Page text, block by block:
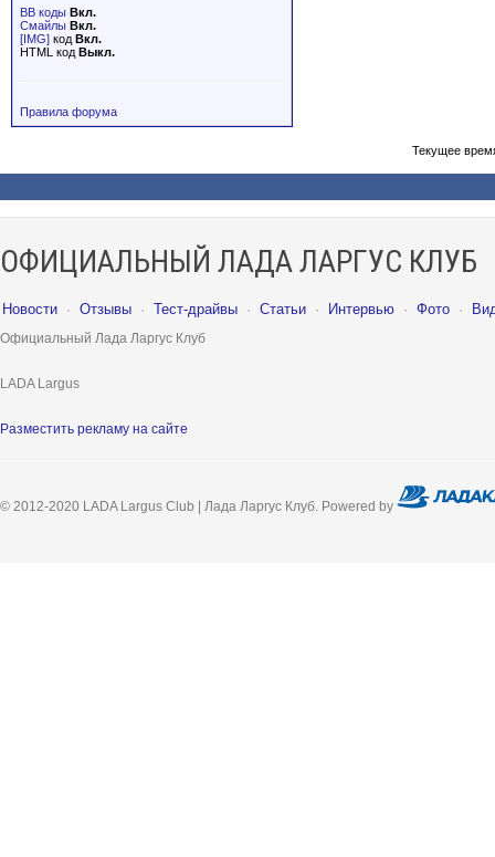
BB коды Вкл.
Смайлы Вкл.
[IMG] код Вкл.
HTML код Выкл.
Правила форума
Текущее
ОФИЦИАЛЬНЫЙ ЛАДА ЛАРГУС КЛУБ
Новости · Отзывы · Тест-драйвы · Статьи · Интервью · Фото ·
Официальный Лада Ларгус Клуб
LADA Largus
Разместить рекламу на сайте
© 2012-2020 LADA Largus Club | Лада Ларгус Клуб. Powered by